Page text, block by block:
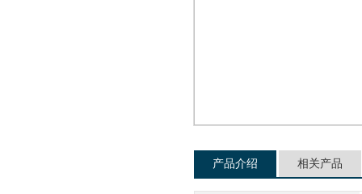
产品介绍 相关产品